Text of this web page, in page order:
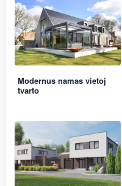
Modernus namas vietoj
tvarto